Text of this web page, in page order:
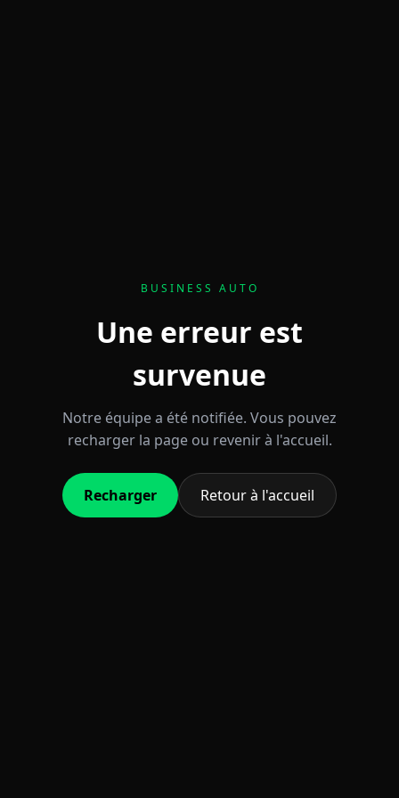
BUSINESS AUTO
Une erreur est
survenue
Notre équipe a été notifiée. Vous pouvez
recharger la page ou revenir à l'accueil.
Recharger Retour à l'accueil